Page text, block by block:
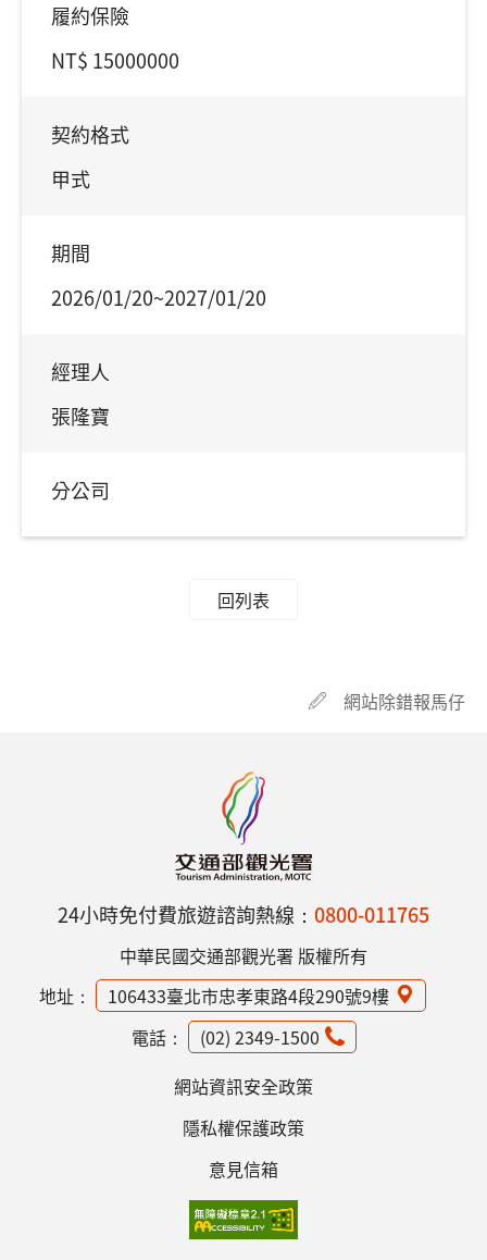
履約保險
NT$ 15000000
契約格式
甲式
期間
2026/01/20~2027/01/20
經理人
張隆寶
分公司
回列表
網站除錯報馬仔
24小時免付費旅遊諮詢熱線： 0800-011765
中華民國交通部觀光署 版權所有
地址：
106433臺北市忠孝東路4段290號9樓
電話：
(02) 2349-1500
網站資訊安全政策
隱私權保護政策
意見信箱